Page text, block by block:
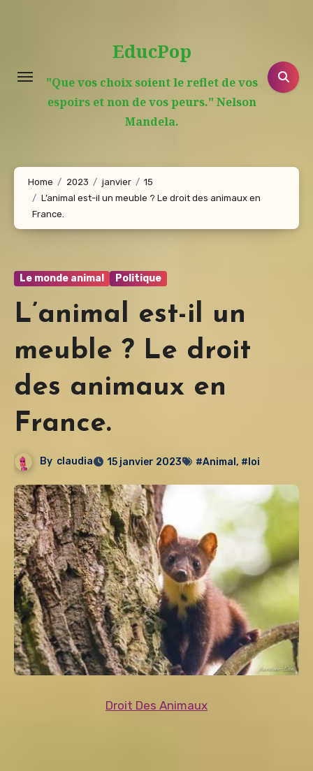
EducPop
"Que vos choix soient le reflet de vos
espoirs et non de vos peurs." Nelson
Mandela.
Home 2023 janvier
15
L’animal est-il un meuble ? Le droit des animaux en
France.
Le monde animal Politique
L’animal est-il un
meuble ? Le droit
des animaux en
France.
By claudia 15 janvier 2023 #Animal, #loi
Droit Des Animaux